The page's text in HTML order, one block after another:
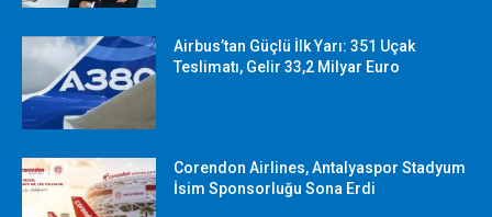
Airbus’tan Güçlü İlk Yarı: 351 Uçak
Teslimatı, Gelir 33,2 Milyar Euro
Corendon Airlines, Antalyaspor Stadyum
İsim Sponsorluğu Sona Erdi